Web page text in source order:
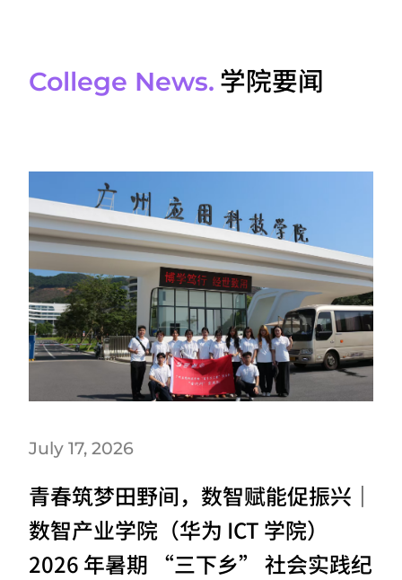
College News. 学院要闻
July 17, 2026
青春筑梦田野间，数智赋能促振兴｜
数智产业学院（华为 ICT 学院）
2026 年暑期 “三下乡” 社会实践纪